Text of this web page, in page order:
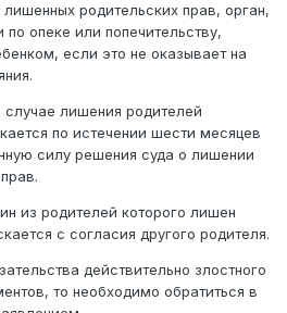
родительских прав, орган,
опеке или попечительству,
если это не оказывает на
случае лишения родителей
по истечении шести месяцев
силу решения суда о лишении
из родителей которого лишен
с согласия другого родителя.
действительно злостного
то необходимо обратиться в